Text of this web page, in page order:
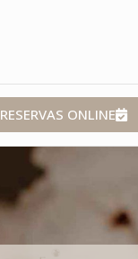
RESERVAS ONLINE